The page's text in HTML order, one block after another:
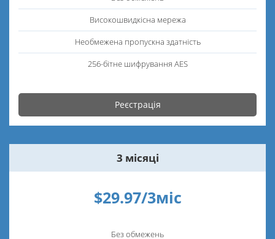
Високошвидкісна мережа
Необмежена пропускна здатність
256-бітне шифрування AES
Реєстрація
3 місяці
$29.97/3міс
Без обмежень